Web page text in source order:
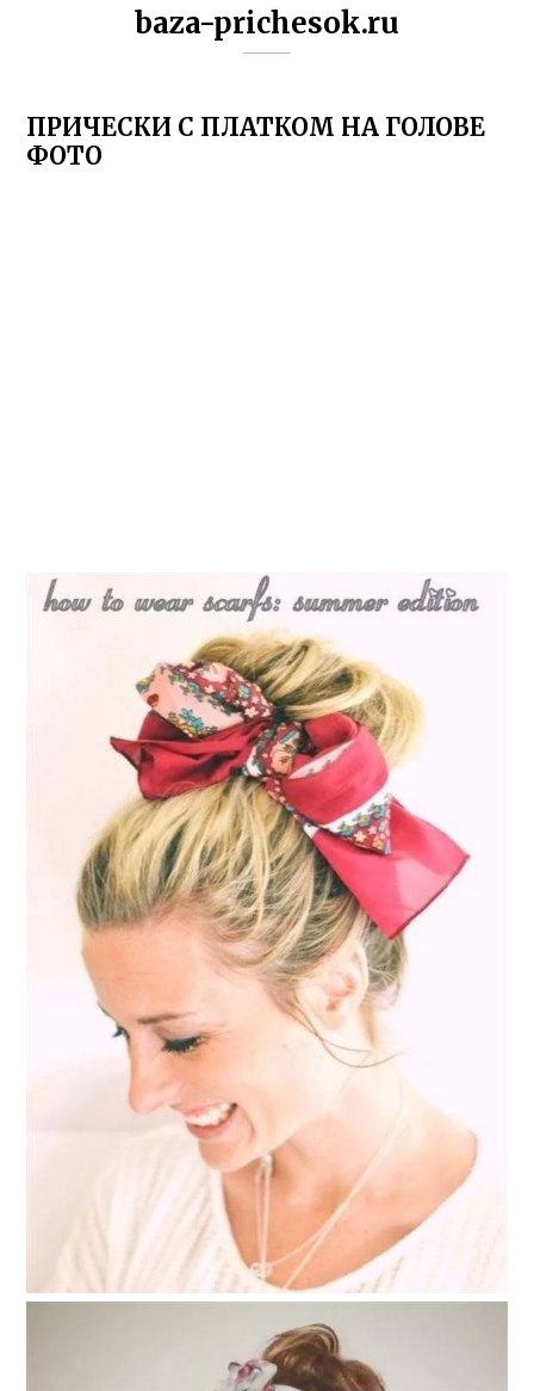
baza-prichesok.ru
ПРИЧЕСКИ С ПЛАТКОМ НА ГОЛОВЕ
ФОТО